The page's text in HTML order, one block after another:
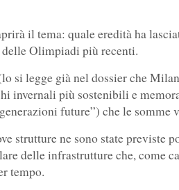
il tema: quale eredità ha
Olimpiadi più recenti.
si legge già nel dossier che
invernali più sostenibili e
future”) che le somme
strutture ne sono state previste
delle infrastrutture che, come
tempo.